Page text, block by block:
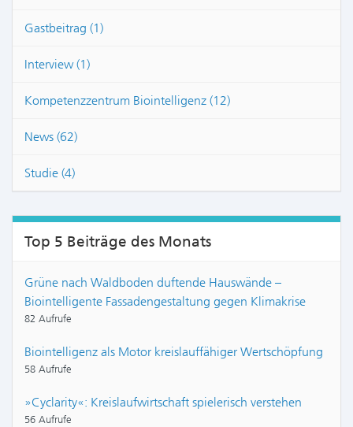
Gastbeitrag (1)
Interview (1)
Kompetenzzentrum Biointelligenz (12)
News (62)
Studie (4)
Top 5 Beiträge des Monats
Grüne nach Waldboden duftende Hauswände –
Biointelligente Fassadengestaltung gegen Klimakrise
82 Aufrufe
Biointelligenz als Motor kreislauffähiger Wertschöpfung
58 Aufrufe
»Cyclarity«: Kreislaufwirtschaft spielerisch verstehen
56 Aufrufe